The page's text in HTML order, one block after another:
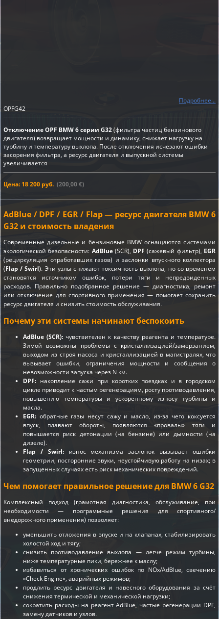
Подробнее...
OPFG42
Отключение OPF BMW 6 серии G32(фильтра частиц бензинового
двигателя) возвращает мощности и динамику, снижает нагрузку на
турбину и температуру выхлопа. После отключения исчезают ошибки
засорения фильтра, а ресурс двигателя и выпускной системы
увеличивается
Цена: 18 200 руб. (200,00 €)
AdBlue / DPF / EGR / Flap — ресурс двигателя BMW 6
G32 и стоимость владения
Современные дизельные и бензиновые BMW оснащаются системами
экологической безопасности: AdBlue(SCR), DPF (сажевый фильтр), EGR
(рециркуляция отработавших газов) и заслонки впускного коллектора
(Flap / Swirl). Эти узлы снижают токсичность выхлопа, но со временем
становятся источником ошибок, потери тяги и непредвиденных
расходов. Правильно подобранное решение — диагностика, ремонт
или отключение для спортивного применения — помогает сохранить
ресурс двигателя и снизить стоимость обслуживания.
Почему эти системы начинают беспокоить
AdBlue (SCR): чувствителен к качеству реагента и температуре.
Зимой возможны проблемы с кристаллизацией/замерзанием,
выходом из строя насоса и кристаллизацией в магистралях, что
вызывает ошибки, ограничения мощности и сообщения о
невозможности запуска через N км.
DPF: накопление сажи при коротких поездках и в городском
цикле приводит к частым регенерациям, росту противодавления,
повышению температуры и ускоренному износу турбины и
масла.
EGR: обратные газы несут сажу и масло, из-за чего коксуется
впуск, плавают обороты, появляются «провалы» тяги и
повышается риск детонации (на бензине) или дымности (на
дизеле).
Flap / Swirl:износ механизма заслонок вызывает ошибки
геометрии, посторонние звуки, неустойчивую работу на низах; в
запущенных случаях есть риск механических повреждений.
Чем помогает правильное решение для BMW 6 G32
Комплексный подход (грамотная диагностика, обслуживание, при
необходимости — программные решения для спортивного/
внедорожного применения) позволяет:
уменьшить отложения в впуске и на клапанах, стабилизировать
холостой ход и тягу;
снизить противодавление выхлопа — легче режим турбины,
ниже температурные пики, бережнее к маслу;
избавиться от хронических ошибок по NOx/AdBlue, свечению
«Check Engine», аварийных режимов;
продлить ресурс двигателя и навесного оборудования за счёт
снижения термической и механической нагрузки;
сократить расходы на реагент AdBlue, частые регенерации DPF,
замену датчиков и узлов.